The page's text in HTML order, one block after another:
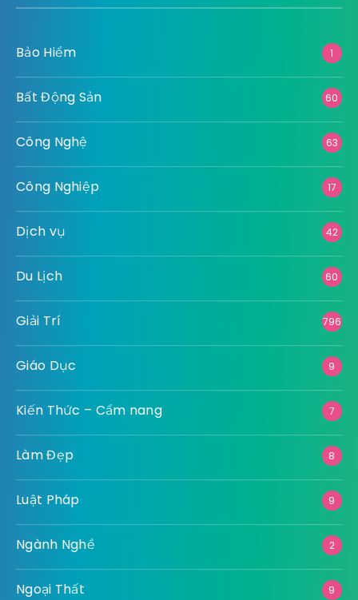
Bảo Hiểm 1
Bất Động Sản 60
Công Nghệ 63
Công Nghiệp 17
Dịch vụ 42
Du Lịch 60
Giải Trí 796
Giáo Dục 9
Kiến Thức – Cẩm nang 7
Làm Đẹp 8
Luật Pháp 9
Ngành Nghề 2
Ngoại Thất 9